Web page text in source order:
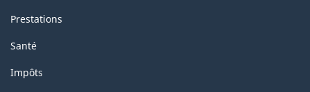
Prestations
Santé
Impôts